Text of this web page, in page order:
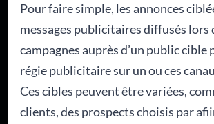
Pour faire simple, les annonces
messages publicitaires diffusés lors
campagnes auprès d’un public cible
régie publicitaire sur un ou ces
Ces cibles peuvent être variées,
clients, des prospects choisis par